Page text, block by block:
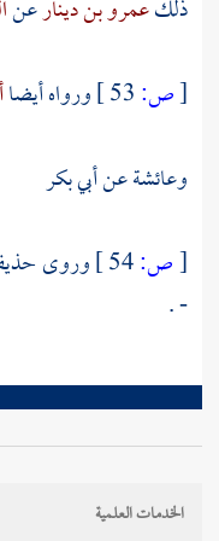
ذلكعمرو بن دينارعن
[ص: ورواه أيضا
وعائشةعنأبي بكر
[ص: وروى
- .
الخدمات العلمية